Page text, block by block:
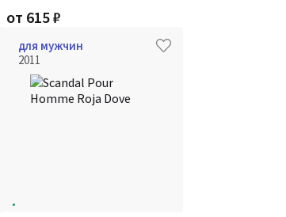
от 615₽
для мужчин
2011